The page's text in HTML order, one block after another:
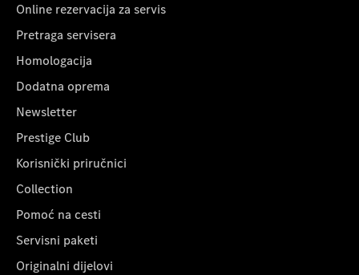
Online rezervacija za servis
Pretraga servisera
Homologacija
Dodatna oprema
Newsletter
Prestige Club
Korisnički priručnici
Collection
Pomoć na cesti
Servisni paketi
Originalni dijelovi